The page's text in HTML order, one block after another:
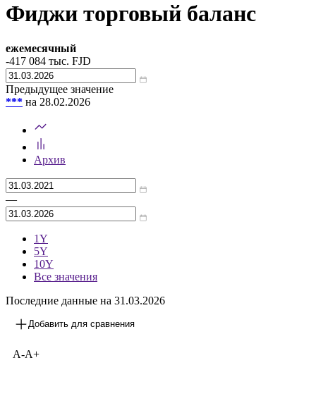
Фиджи торговый баланс
ежемесячный
-417 084 тыс. FJD
Предыдущее значение
*** на 28.02.2026
Архив
—
1Y
5Y
10Y
Все значения
Последние данные на 31.03.2026
Добавить для сравнения